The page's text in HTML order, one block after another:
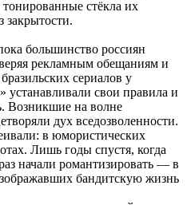
стёкла их
закрытости.
большинство россиян
рекламным обещаниям и
сериалов у
устанавливали свои правила и
Возникшие на волне
дух вседозволенности.
в юмористических
Лишь годы спустя, когда
начали романтизировать — в
бандитскую жизнь